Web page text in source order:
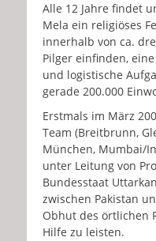
Alle 12 Jahre findet
Mela ein religiöses
innerhalb von ca.
Pilger einfinden,
und logistische
gerade 200.000
Erstmals im März
Team (Breitbrunn,
München, Mumbai/
unter Leitung von
Bundesstaat
zwischen Pakistan
Obhut des örtlichen
Hilfe zu leisten.